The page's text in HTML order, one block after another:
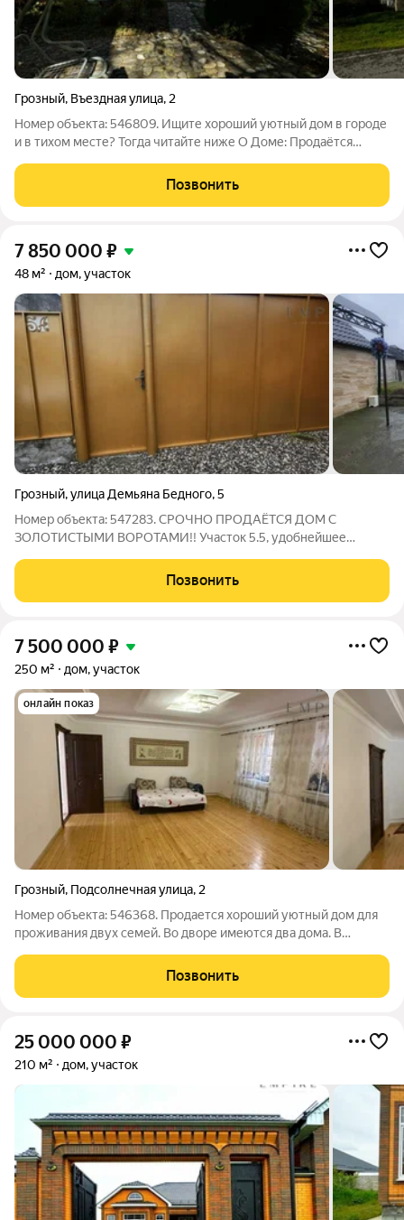
Грозный, Въездная улица, 2
Номер объекта: 546809. Ищите хороший уютный дом в городе
и в тихом месте? Тогда читайте ниже О Доме: Продаётся
позволит новым владельцам после покупки сразу
наслаждаться всеми лучшими качествами дома
Позвонить
7 850 000 ₽
48 м² дом, участок
Грозный,улица Демьяна Бедного,5
Номер объекта: 547283. СРОЧНО ПРОДАЁТСЯ ДОМ С
ЗОЛОТИСТЫМИ ВОРОТАМИ!! Участок 5.5, удобнейшее
использовать дом как гостевой если построить рядом
коттедж, рядом есть фундамент. Выгодное предложение для
Позвонить
7 500 000 ₽
250 м² дом, участок
онлайн показ
Грозный, Подсолнечная улица, 2
Номер объекта: 546368. Продается хороший уютный дом для
проживания двух семей. Во дворе имеются два дома. В
небольшой навес. В первом доме: прихожая, кухня ванна, зал и
три спальные комнаты. Во
Позвонить
25 000 000 ₽
210 м² дом, участок